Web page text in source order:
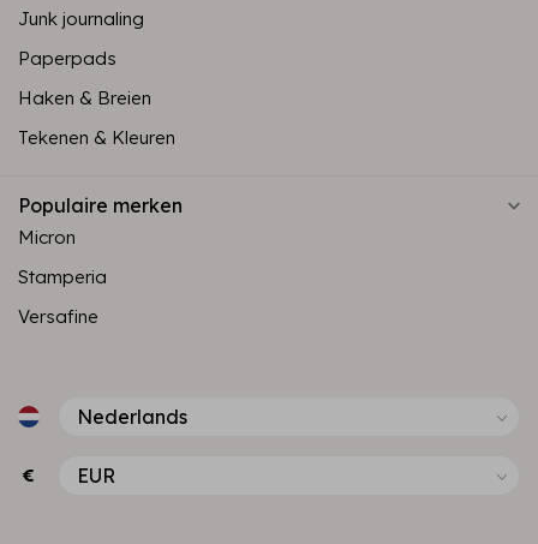
Junk journaling
Paperpads
Haken & Breien
Tekenen & Kleuren
Populaire merken
Micron
Stamperia
Versafine
€